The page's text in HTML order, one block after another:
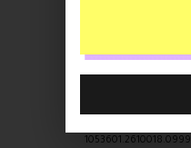
1053601.2610018.0999